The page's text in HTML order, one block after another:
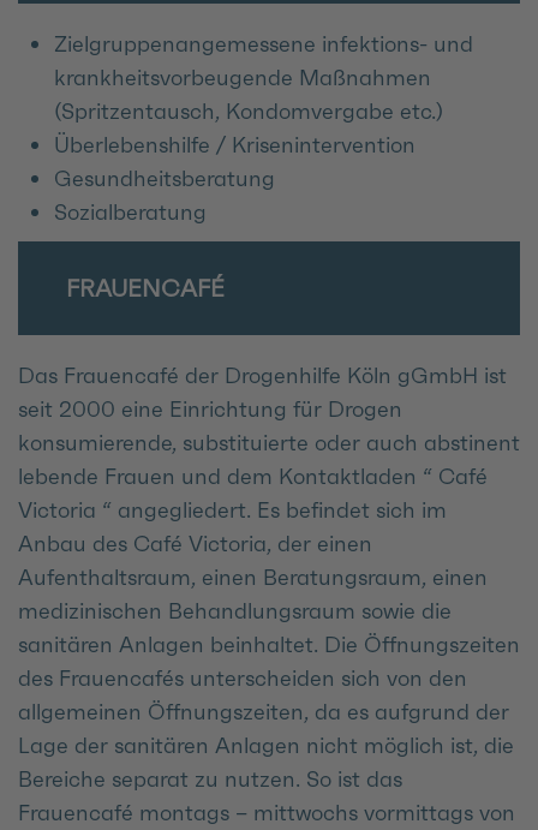
Zielgruppenangemessene infektions- und
krankheitsvorbeugende Maßnahmen
(Spritzentausch, Kondomvergabe etc.)
Überlebenshilfe / Krisenintervention
Gesundheitsberatung
Sozialberatung
FRAUENCAFÉ
Das Frauencafé der Drogenhilfe Köln gGmbH ist
seit 2000 eine Einrichtung für Drogen
konsumierende, substituierte oder auch abstinent
lebende Frauen und dem Kontaktladen “ Café
Victoria “ angegliedert. Es befindet sich im
Anbau des Café Victoria, der einen
Aufenthaltsraum, einen Beratungsraum, einen
medizinischen Behandlungsraum sowie die
sanitären Anlagen beinhaltet. Die Öffnungszeiten
des Frauencafés unterscheiden sich von den
allgemeinen Öffnungszeiten, da es aufgrund der
Lage der sanitären Anlagen nicht möglich ist, die
Bereiche separat zu nutzen. So ist das
Frauencafé montags – mittwochs vormittags von